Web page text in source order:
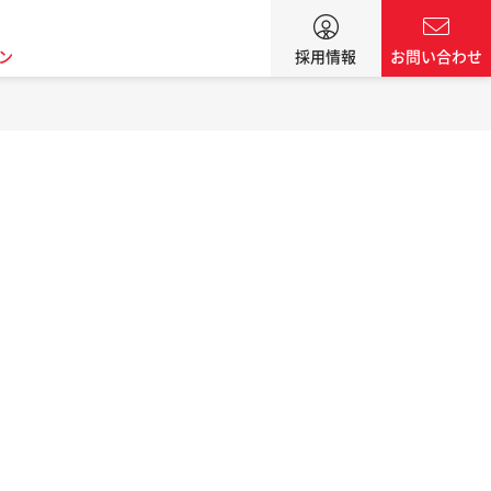
採用情報 お問い合わせ